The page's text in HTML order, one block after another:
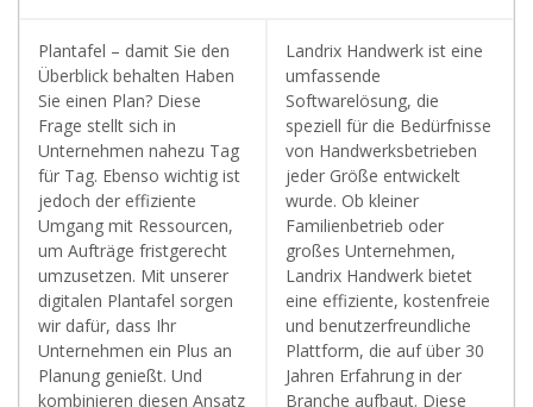
Plantafel – damit Sie den
Überblick behalten Haben
Sie einen Plan? Diese
Frage stellt sich in
Unternehmen nahezu Tag
für Tag. Ebenso wichtig ist
jedoch der effiziente
Umgang mit Ressourcen,
um Aufträge fristgerecht
umzusetzen. Mit unserer
digitalen Plantafel sorgen
wir dafür, dass Ihr
Unternehmen ein Plus an
Planung genießt. Und
kombinieren diesen Ansatz
Landrix Handwerk ist eine
umfassende
Softwarelösung, die
speziell für die Bedürfnisse
von Handwerksbetrieben
jeder Größe entwickelt
wurde. Ob kleiner
Familienbetrieb oder
großes Unternehmen,
Landrix Handwerk bietet
eine effiziente, kostenfreie
und benutzerfreundliche
Plattform, die auf über 30
Jahren Erfahrung in der
Branche aufbaut. Diese